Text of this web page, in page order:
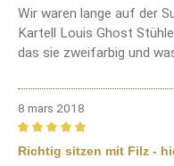
Wir waren lange auf der
Kartell Louis Ghost
das sie zweifarbig und
8 mars 2018
Review with rating of 5
Richtig sitzen mit Filz -